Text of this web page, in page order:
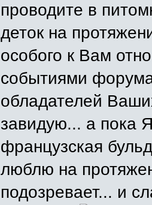
проводите в
деток на
особого к Вам
событиями
обладателей
завидую... а пока
французская
люблю на
подозревает... и